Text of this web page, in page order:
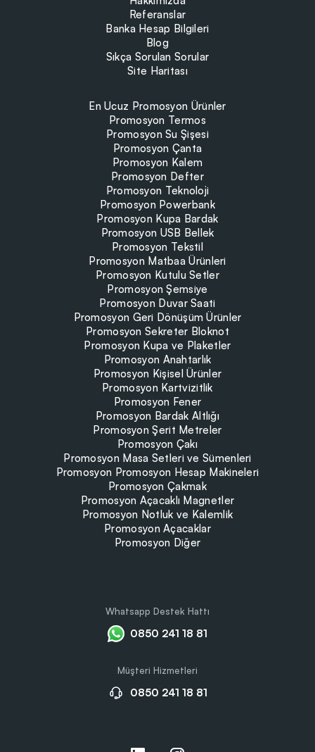
Referanslar
Banka Hesap Bilgileri
Blog
Sıkça Sorulan Sorular
Site Haritası
En Ucuz Promosyon Ürünler
Promosyon Termos
Promosyon Su Şişesi
Promosyon Çanta
Promosyon Kalem
Promosyon Defter
Promosyon Teknoloji
Promosyon Powerbank
Promosyon Kupa Bardak
Promosyon USB Bellek
Promosyon Tekstil
Promosyon Matbaa Ürünleri
Promosyon Kutulu Setler
Promosyon Şemsiye
Promosyon Duvar Saati
Promosyon Geri Dönüşüm Ürünler
Promosyon Sekreter Bloknot
Promosyon Kupa ve Plaketler
Promosyon Anahtarlık
Promosyon Kişisel Ürünler
Promosyon Kartvizitlik
Promosyon Fener
Promosyon Bardak Altlığı
Promosyon Şerit Metreler
Promosyon Çakı
Promosyon Masa Setleri ve Sümenleri
Promosyon Promosyon Hesap Makineleri
Promosyon Çakmak
Promosyon Açacaklı Magnetler
Promosyon Notluk ve Kalemlik
Promosyon Açacaklar
Promosyon Diğer
Whatsapp Destek Hattı
0850 241 18 81
Müşteri Hizmetleri
0850 241 18 81